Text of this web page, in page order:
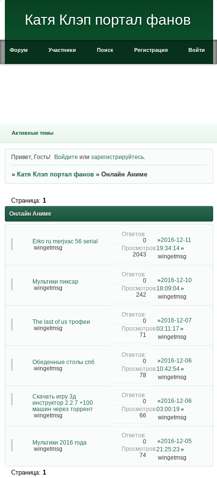
Катя Клэп портал фанов
Форум Участники Поиск Регистрация Войти
Активные темы
Привет, Гость! Войдите илизарегистрируйтесь
» Катя Клэп портал фанов » Онлайн Аниме
Онлайн Аниме
Страница: 1
Erko ru merjvac 56 serial
wingetmsg
0
2043
2016-12-11
19:34:14
wingetmsg
Мультики пиксар
wingetmsg
0
242
2016-12-10
18:09:04
wingetmsg
The last of us трофеи
wingetmsg
0
71
2016-12-07
03:11:17
wingetmsg
Обеденные столы спб
wingetmsg
0
78
2016-12-06
10:42:54
wingetmsg
Скачать игру 3д
инструктор 2.2.7 +100
машин через торрент
wingetmsg
0
66
2016-12-06
03:00:19
wingetmsg
Мультики 2016 года
wingetmsg
0
74
2016-12-05
21:25:23
wingetmsg
Страница: 1